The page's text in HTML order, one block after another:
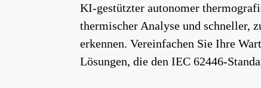
KI-gestützter autonomer
thermischer Analyse und schneller,
erkennen. Vereinfachen Sie Ihre
Lösungen, die den IEC 62446-